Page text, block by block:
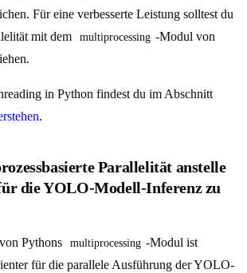
Für eine verbesserte Leistung solltest du
mit dem
multiprocessing -Modul von
in Python findest du im Abschnitt
.
Parallelität anstelle
die YOLO-Modell-Inferenz zu
Pythons multiprocessing -Modul ist
für die parallele Ausführung der YOLO-